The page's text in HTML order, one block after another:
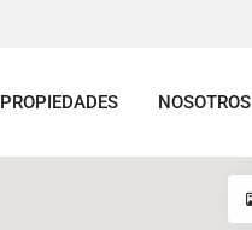
PROPIEDADES NOSOTROS